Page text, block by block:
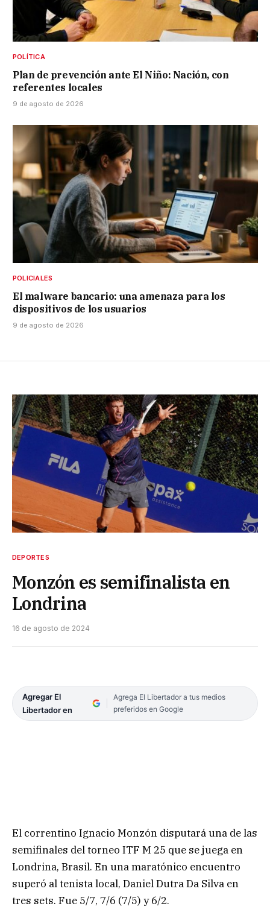
POLÍTICA
Plan de prevención ante El Niño: Nación, con
referentes locales
9 de agosto de 2026
POLICIALES
El malware bancario: una amenaza para los
dispositivos de los usuarios
9 de agosto de 2026
DEPORTES
Monzón es semifinalista en
Londrina
16 de agosto de 2024
Agregar El
Libertador en
Agrega El Libertador a tus medios
preferidos en Google
El correntino Ignacio Monzón disputará una de las
semifinales del torneo ITF M 25 que se juega en
Londrina, Brasil. En una maratónico encuentro
superó al tenista local, Daniel Dutra Da Silva en
tres sets. Fue 5/7, 7/6 (7/5) y 6/2.